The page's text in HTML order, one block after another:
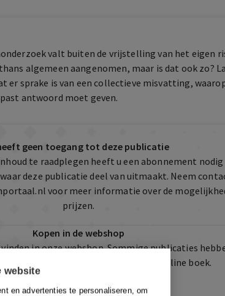
website
en advertenties te personaliseren, om
valt buiten de vrijstelling van het eigen
algemeen aangenomen, maar is dat ook zo?
er sprake is van een collectieve misvatting,
antwoord moet geven.
geen toegang tot deze publicatie
te raadplegen heeft u een abonnement nodig
deze publicatie deel van uitmaakt. Neem
voor meer informatie over de
prijzen.
Kopen in de webshop
in onze webshop. Sommige publicaties
om direct toegang te kopen tot het online boek.